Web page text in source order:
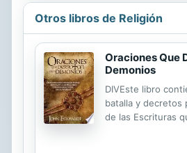
Otros libros de Religión
Oraciones Que
Demonios
DIVEste libro
batalla y decretos
de las Escrituras
poderes de la
las bendiciones y